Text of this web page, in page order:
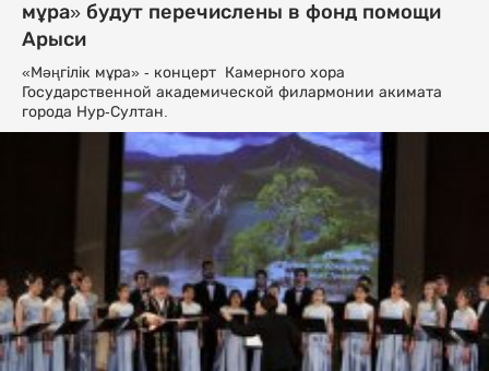
мұра» будут перечислены в фонд помощи
Арыси
«Мәңгілік мұра» - концерт Камерного хора
Государственной академической филармонии акимата
города Нур-Султан.